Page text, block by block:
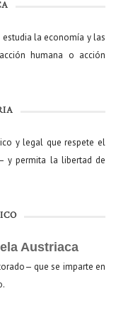
la economía y las
humana o acción
y legal que respete el
y permita la libertad de
Austriaca
que se imparte en